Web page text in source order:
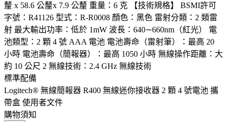
釐 x 58.6 公釐x 7.9 公釐 重量：6 克 【技術規格】 BSMI許可
字號：R41126 型式：R-R0008 顏色：黑色 雷射分類：2 類雷
射 最大輸出功率：低於 1mW 波長：640∼660nm（紅光） 電
池類型：2 顆 4 號 AAA 電池 電池壽命（雷射筆）：最高 20
小時 電池壽命（簡報器）：最高 1050 小時 無線操作距離：大
約 10 公尺 2 無線技術：2.4 GHz 無線技術
標準配備
Logitech® 無線簡報器 R400 無線迷你接收器 2 顆 4 號電池 攜
帶盒 使用者文件
購物須知